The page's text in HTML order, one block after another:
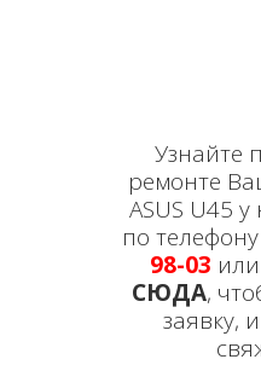
Узнайте
ремонте
ASUS U45
по телефону
98-03
СЮДА,
заявку,